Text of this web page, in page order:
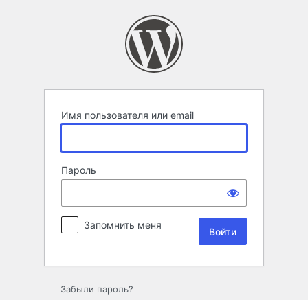
Имя пользователя или email
Пароль
Запомнить меня
Забыли пароль?